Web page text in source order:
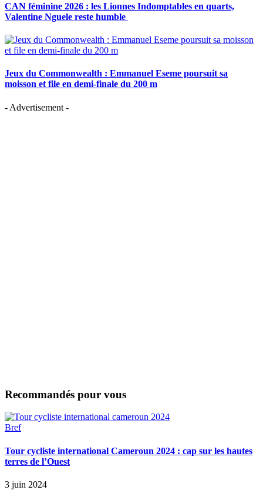
CAN féminine 2026 : les Lionnes Indomptables en quarts,
Valentine Nguele reste humble
Jeux du Commonwealth : Emmanuel Eseme poursuit sa
moisson et file en demi-finale du 200 m
- Advertisement -
Recommandés pour vous
Bref
Tour cycliste international Cameroun 2024 : cap sur les hautes
terres de l’Ouest
3 juin 2024